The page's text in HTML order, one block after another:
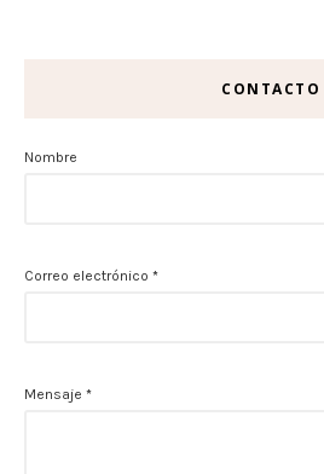
CONTACTO
Nombre
Correo electrónico *
Mensaje *